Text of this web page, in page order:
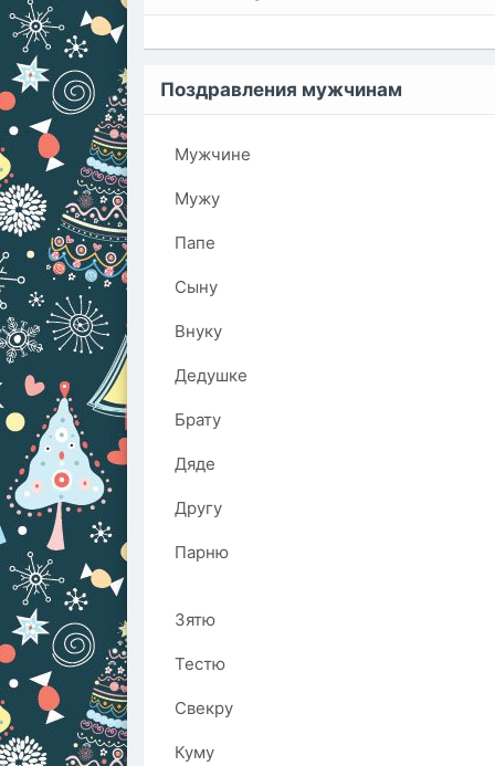
Поздравления мужчинам
Мужчине
Мужу
Папе
Сыну
Внуку
Дедушке
Брату
Дяде
Другу
Парню
Зятю
Тестю
Свекру
Куму